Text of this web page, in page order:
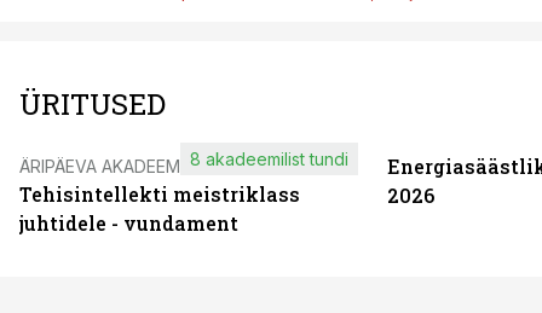
ÜRITUSED
ÄRIPÄEVA AKADEEMIA
Tehisintellekti meistriklass
juhtidele - vundament
8 akadeemilist tundi
2026